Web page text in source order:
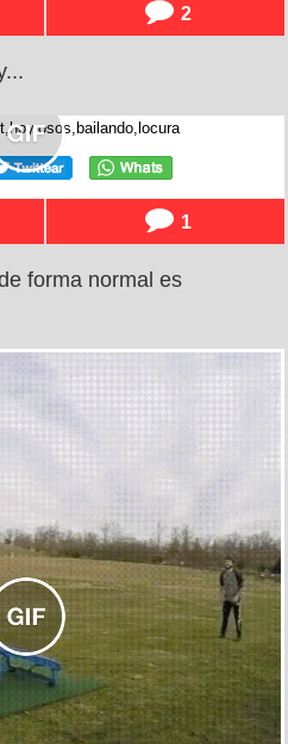
2
1
forma normal es